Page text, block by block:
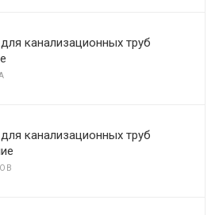
канализационных труб
канализационных труб